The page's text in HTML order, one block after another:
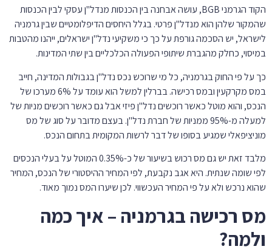
הקוד הגרמני BGB, עושה אבחנה בין הכנסות מנדל"ן עסקי לבין הכנסות
שהמקור שלהן הוא מנדל"ן פרטי. בגלל היחסים הדיפלומטיים שבין גרמניה
לישראל, יש הסכמה גורפת על כך כי משקיעי נדל"ן ישראלים, ייהנו מהטבות
במיסוי, כחלק מהגברת שיתופי הפעולה הכלכליים בין שתי המדינות.
כך על פי החוק בגרמניה, כל מי שרוכש נכס נדל"ן בגבולות המדינה, חייב
במס מקרקעין ובמס רכישה. בברלין למשל הוא עומד על 6% מערכו של
הנכס, והוא מוטל כאשר רוכשים נדל"ן פיזי אבל גם כאשר רוכשים מניות של
למעלה מ-95% ממניות של חברת נדל"ן. בעצם מדובר על סוג של מס
מוניציפאלי שמגיע בסופו של דבר לרשות המקומית בתחום הנכס.
מלבד זאת יש גם מס רכוש בשיעור של כ-0.35% המוטל על בעלי הנכסים
לפי שומה שנתית. היא אגב נקבעת, לפי המחיר ההיסטורי של הנכס, המחיר
שהוא נרכש ולא על פי המחיר העכשווי. לכן שיערו המס נמוך מאוד.
מס רכישה בגרמניה – איך כמה
ולמה?